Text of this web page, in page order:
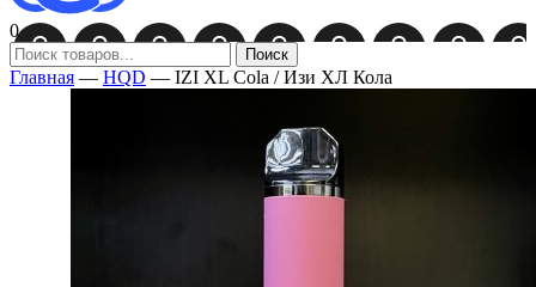
0
Поиск
Главная — HQD — IZI XL Cola / Изи ХЛ Кола